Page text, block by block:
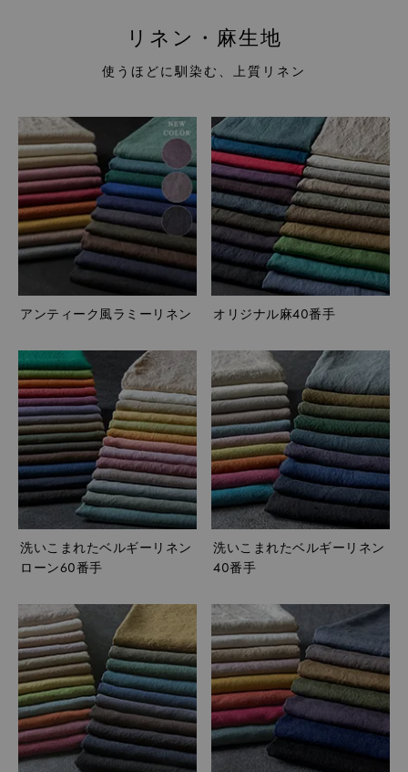
リネン・麻生地
使うほどに馴染む、上質リネン
アンティーク風ラミーリネン オリジナル麻40番手
洗いこまれたベルギーリネン
ローン60番手
洗いこまれたベルギーリネン
40番手